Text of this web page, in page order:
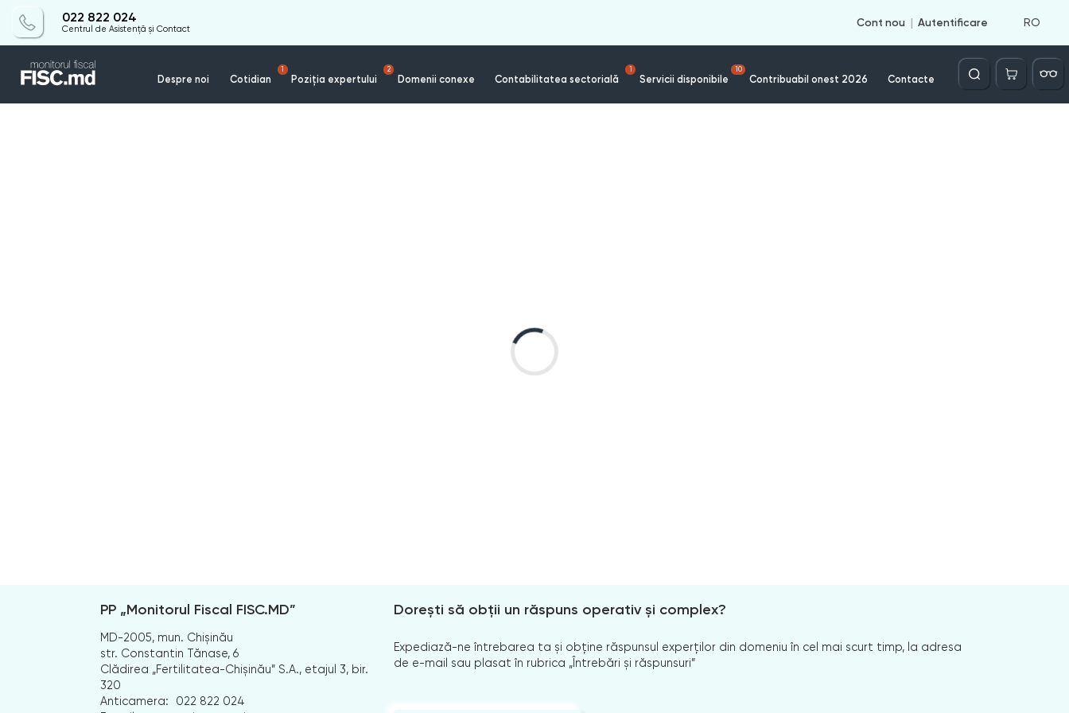
022 822 024
Centrul de Asistență și Contact
Cont nou Autentificare RO
Despre noi Cotidian
1
Poziția expertului
2
Domenii conexe Contabilitatea sectorială
1
Servicii disponibile
10
Contribuabil onest 2026 Contacte
Căutare
PP „Monitorul Fiscal FISC.MD”
MD-2005, mun. Chișinău
str. Constantin Tănase, 6
Clădirea „Fertilitatea-Chișinău” S.A., etajul 3, bir.
320
Anticamera:
022 822 024
Dorești să obții un răspuns operativ și complex?
Expediază-ne întrebarea ta și obține răspunsul experților din domeniu în cel mai scurt timp, la adresa
de e-mail sau plasat în rubrica „Întrebări și răspunsuri”